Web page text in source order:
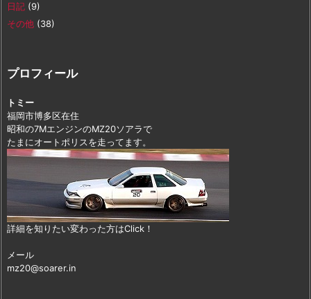
日記 (9)
その他 (38)
プロフィール
トミー
福岡市博多区在住
昭和の7MエンジンのMZ20ソアラで
たまにオートポリスを走ってます。
詳細を知りたい変わった方はClick！
メール
mz20@soarer.in